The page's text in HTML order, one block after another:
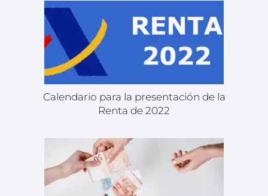
Calendario para la presentación de la
Renta de 2022